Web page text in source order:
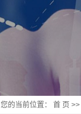
您的当前位置： 首 页 >>